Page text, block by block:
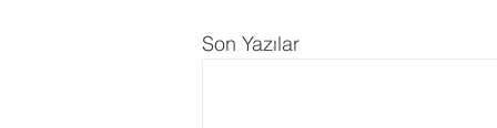
Son Yazılar